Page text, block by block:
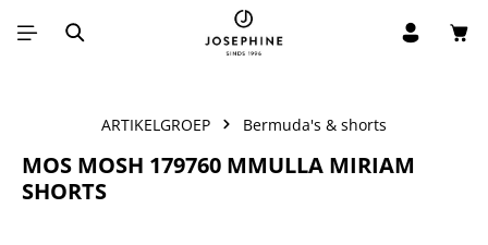
Ga naar de hoofdinhoud
ARTIKELGROEP Bermuda's & shorts
MOS MOSH 179760 MMULLA MIRIAM
SHORTS